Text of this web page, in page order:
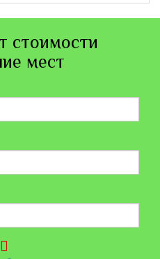
стоимости
мест